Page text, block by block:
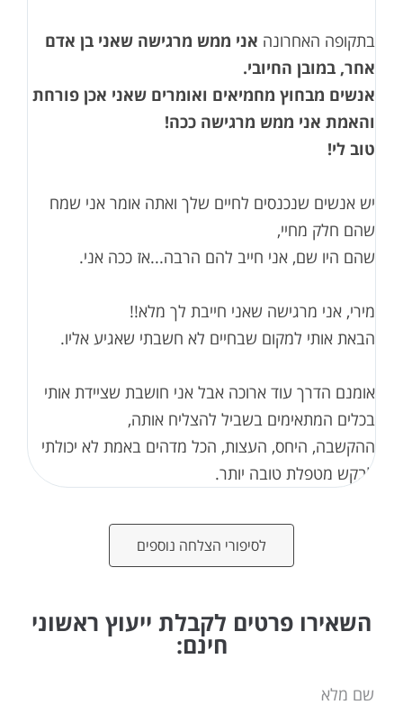
בתקופה האחרונה אני ממש מרגישה שאני בן אדם
אחר, במובן החיובי.
אנשים מבחוץ מחמיאים ואומרים שאני אכן פורחת
והאמת אני ממש מרגישה ככה!
טוב לי!
יש אנשים שנכנסים לחיים שלך ואתה אומר אני שמח
שהם חלק מחיי,
שהם היו שם, אני חייב להם הרבה...אז ככה אני.
מירי, אני מרגישה שאני חייבת לך מלא!!
הבאת אותי למקום שבחיים לא חשבתי שאגיע אליו.
אומנם הדרך עוד ארוכה אבל אני חושבת שציידת אותי
בכלים המתאימים בשביל להצליח אותה,
ההקשבה, היחס, העצות, הכל מדהים באמת לא יכולתי
לבקש מטפלת טובה יותר.
לסיפורי הצלחה נוספים
השאירו פרטים לקבלת ייעוץ ראשוני
חינם: